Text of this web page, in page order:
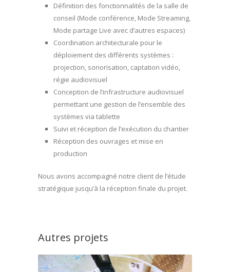
Définition des fonctionnalités de la salle de
conseil (Mode conférence, Mode Streaming,
Mode partage Live avec d’autres espaces)
Coordination architecturale pour le
déploiement des différents systèmes :
projection, sonorisation, captation vidéo,
régie audiovisuel
Conception de l’infrastructure audiovisuel
permettant une gestion de l’ensemble des
systèmes via tablette
Suivi et réception de l’exécution du chantier
Réception des ouvrages et mise en
production
Nous avons accompagné notre client de l’étude
stratégique jusqu’à la réception finale du projet.
Autres projets